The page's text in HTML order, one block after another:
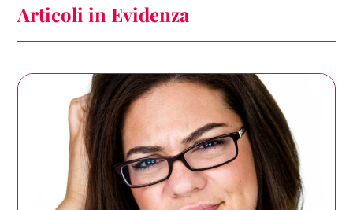
Articoli in Evidenza